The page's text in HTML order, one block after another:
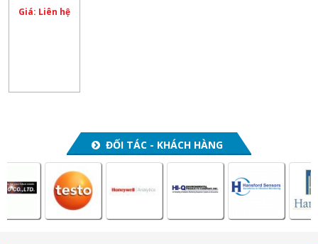
ACP810048
Giá: Liên hệ
ĐỐI TÁC - KHÁCH HÀNG